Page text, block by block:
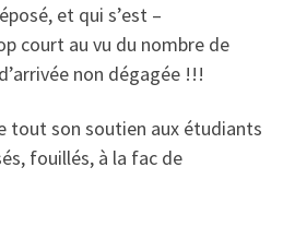
et qui s’est –
court au vu du nombre de
non dégagée !!!
tout son soutien aux étudiants
fouillés, à la fac de